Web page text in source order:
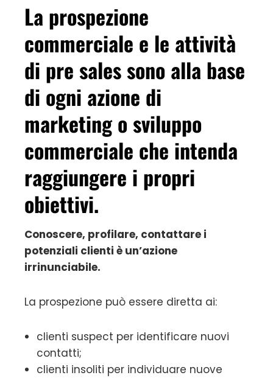
La prospezione
commerciale e le attività
di pre sales sono alla base
di ogni azione di
marketing o sviluppo
commerciale che intenda
raggiungere i propri
obiettivi.
Conoscere, profilare, contattare i
potenziali clienti è un’azione
irrinunciabile.
La prospezione può essere diretta ai:
clienti suspect per identificare nuovi
contatti;
clienti insoliti per individuare nuove